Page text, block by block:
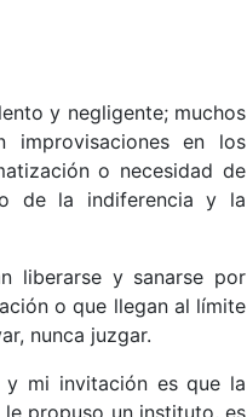
y negligente; muchos
improvisaciones en los
o necesidad de
de la indiferencia y la
liberarse y sanarse por
o que llegan al límite
nunca juzgar.
y mi invitación es que la
propuso un instituto, es